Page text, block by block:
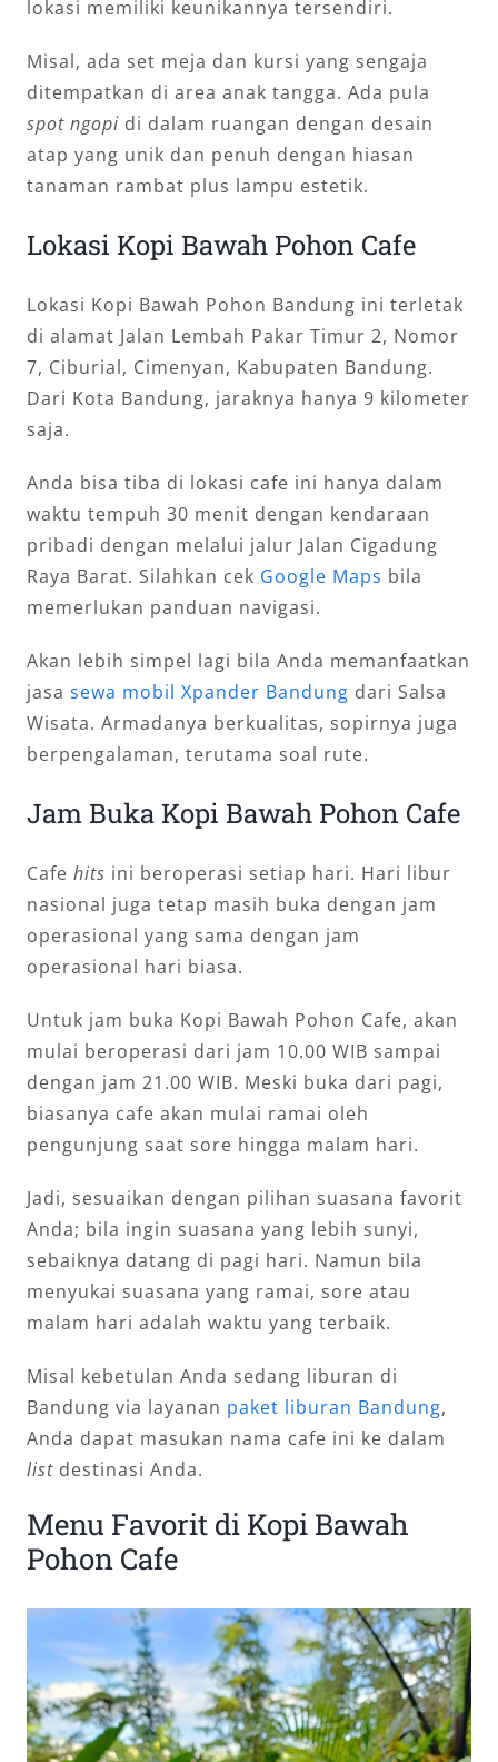
lokasi memiliki keunikannya tersendiri.
Misal, ada set meja dan kursi yang sengaja
ditempatkan di area anak tangga. Ada pula
spot ngopi di dalam ruangan dengan desain
atap yang unik dan penuh dengan hiasan
tanaman rambat plus lampu estetik.
Lokasi Kopi Bawah Pohon Cafe
Lokasi Kopi Bawah Pohon Bandung ini terletak
di alamat Jalan Lembah Pakar Timur 2, Nomor
7, Ciburial, Cimenyan, Kabupaten Bandung.
Dari Kota Bandung, jaraknya hanya 9 kilometer
saja.
Anda bisa tiba di lokasi cafe ini hanya dalam
waktu tempuh 30 menit dengan kendaraan
pribadi dengan melalui jalur Jalan Cigadung
Raya Barat. Silahkan cek Google Maps bila
memerlukan panduan navigasi.
Akan lebih simpel lagi bila Anda memanfaatkan
jasa sewa mobil Xpander Bandung dari Salsa
Wisata. Armadanya berkualitas, sopirnya juga
berpengalaman, terutama soal rute.
Jam Buka Kopi Bawah Pohon Cafe
Cafe hits ini beroperasi setiap hari. Hari libur
nasional juga tetap masih buka dengan jam
operasional yang sama dengan jam
operasional hari biasa.
Untuk jam buka Kopi Bawah Pohon Cafe, akan
mulai beroperasi dari jam 10.00 WIB sampai
dengan jam 21.00 WIB. Meski buka dari pagi,
biasanya cafe akan mulai ramai oleh
pengunjung saat sore hingga malam hari.
Jadi, sesuaikan dengan pilihan suasana favorit
Anda; bila ingin suasana yang lebih sunyi,
sebaiknya datang di pagi hari. Namun bila
menyukai suasana yang ramai, sore atau
malam hari adalah waktu yang terbaik.
Misal kebetulan Anda sedang liburan di
Bandung via layanan paket liburan Bandung,
Anda dapat masukan nama cafe ini ke dalam
listdestinasi Anda.
Menu Favorit di Kopi Bawah
Pohon Cafe